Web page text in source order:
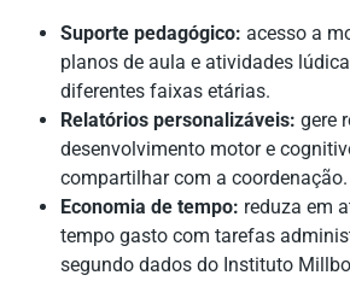
Suporte pedagógico: acesso a
planos de aula e atividades
diferentes faixas etárias.
Relatórios personalizáveis: gere
desenvolvimento motor e
compartilhar com a coordenação.
Economia de tempo: reduza em
tempo gasto com tarefas
segundo dados do Instituto